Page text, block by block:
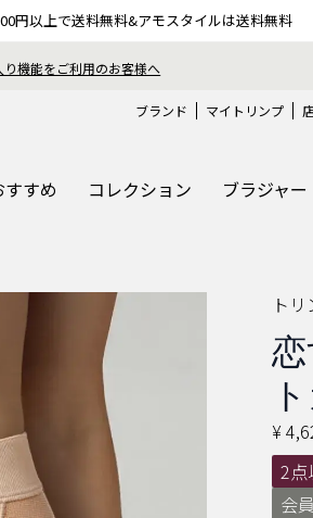
円以上で送料無料&アモスタイルは送料無料
♪ブラサイズの測り方、選び方
ブランド マイトリンプ
すめ コレクション ブラジャー
ト
¥
2点
会